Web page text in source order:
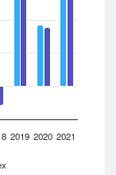
2019 2020 2021